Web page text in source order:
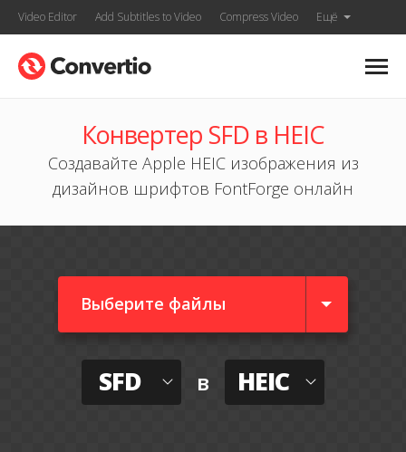
Video Editor Add Subtitles to Video Compress Video Ещё
Конвертер SFD в HEIC
Создавайте Apple HEIC изображения из
дизайнов шрифтов FontForge онлайн
Выберите файлы
SFD в HEIC